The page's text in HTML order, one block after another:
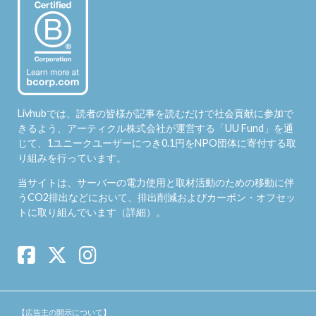
Livhubでは、読者の皆様が記事を読むだけで社会貢献に参加で
きるよう、アーティクル株式会社が運営する「UU Fund 」を通
じて、1ユニークユーザーにつき0.1円をNPO団体に寄付する取
り組みを行っています。
当サイトは、サーバーの電力使用と取材活動のための移動に伴
うCO2排出などにおいて、排出削減およびカーボン・オフセッ
トに取り組んでいます（詳細）。
【広告主の開示について】